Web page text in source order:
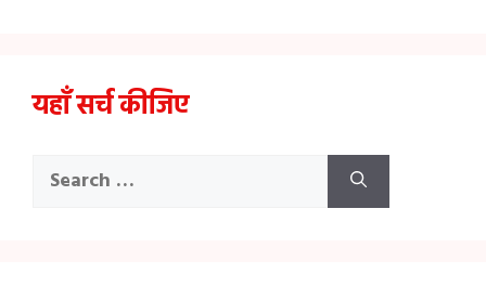
यहाँ सर्च कीजिए
Search